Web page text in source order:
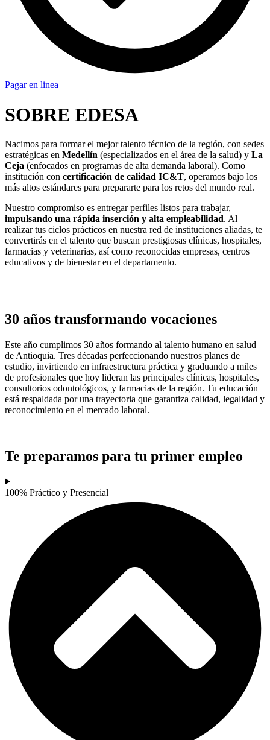
Pagar en linea
SOBRE EDESA
Nacimos para formar el mejor talento técnico de la región, con sedes
estratégicas en Medellín (especializados en el área de la salud) y La
Ceja (enfocados en programas de alta demanda laboral). Como
institución con certificación de calidad IC&T, operamos bajo los
más altos estándares para prepararte para los retos del mundo real.
Nuestro compromiso es entregar perfiles listos para trabajar,
impulsando una rápida inserción y alta empleabilidad. Al
realizar tus ciclos prácticos en nuestra red de instituciones aliadas, te
convertirás en el talento que buscan prestigiosas clínicas, hospitales,
farmacias y veterinarias, así como reconocidas empresas, centros
educativos y de bienestar en el departamento.
30 años transformando vocaciones
Este año cumplimos 30 años formando al talento humano en salud
de Antioquia. Tres décadas perfeccionando nuestros planes de
estudio, invirtiendo en infraestructura práctica y graduando a miles
de profesionales que hoy lideran las principales clínicas, hospitales,
consultorios odontológicos, y farmacias de la región. Tu educación
está respaldada por una trayectoria que garantiza calidad, legalidad y
reconocimiento en el mercado laboral.
Te preparamos para tu primer empleo
100% Práctico y Presencial